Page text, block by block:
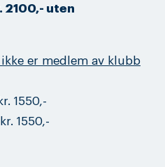
2100,- uten
er medlem av klubb
1550,-
1550,-